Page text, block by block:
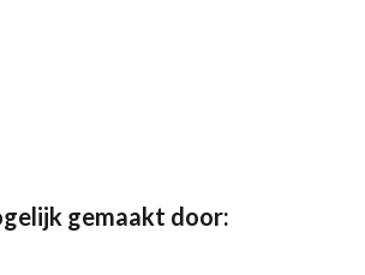
gemaakt door: